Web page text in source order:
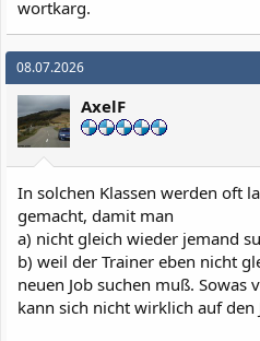
wortkarg.
08.07.2026
AxelF
In solchen Klassen werden oft
gemacht, damit man
a) nicht gleich wieder jemand
b) weil der Trainer eben nicht
neuen Job suchen muß. Sowas
kann sich nicht wirklich auf den